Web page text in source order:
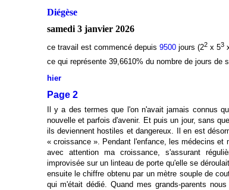
Diégèse
samedi 3 janvier 2026
ce travail est commencé depuis 9500jours (22x 53
ce qui représente 39,6610% du nombre de jours de
hier
Page 2
Il y a des termes que l'on n'avait jamais connus
nouvelle et parfois d'avenir. Et puis un jour, sans
ils deviennent hostiles et dangereux. Il en est
« croissance ». Pendant l'enfance, les médecins et
avec attention ma croissance, s'assurant
improvisée sur un linteau de porte qu'elle se
ensuite le chiffre obtenu par un mètre souple de
qui m'était dédié. Quand mes grands-parents